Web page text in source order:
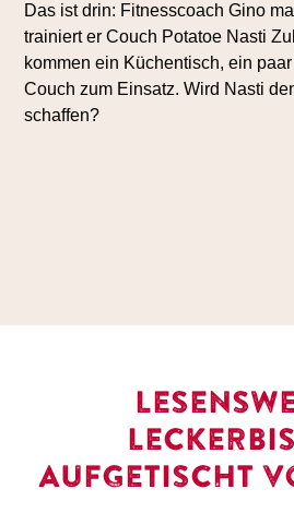
Das ist drin: Fitnesscoach Gino
trainiert er Couch Potatoe Nasti
kommen ein Küchentisch, ein
Couch zum Einsatz. Wird Nasti
schaffen?
AUFGETISCHT